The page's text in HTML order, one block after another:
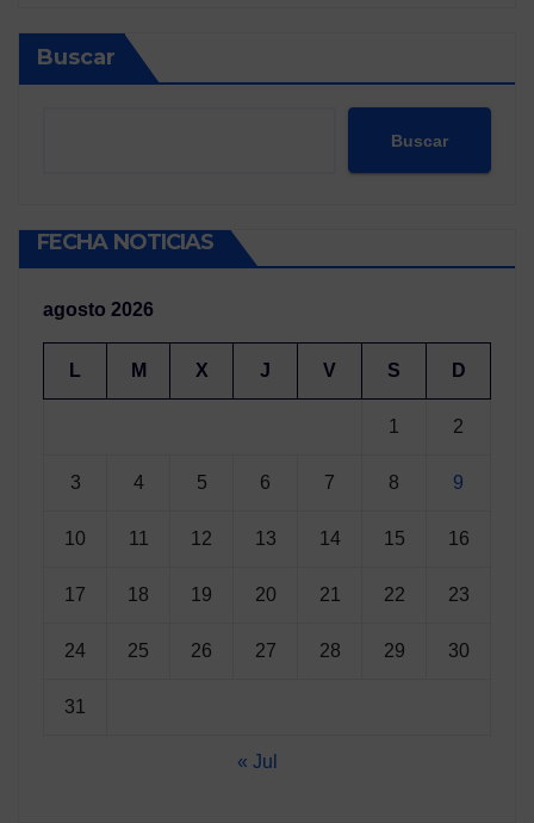
Buscar
Buscar
FECHA NOTICIAS
agosto 2026
L M X J V S D
1 2
3 4 5 6 7 8 9
10 11 12 13 14 15 16
17 18 19 20 21 22 23
24 25 26 27 28 29 30
31
« Jul